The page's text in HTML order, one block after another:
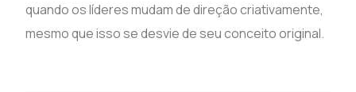
quando os líderes mudam de direção criativamente,
mesmo que isso se desvie de seu conceito original.